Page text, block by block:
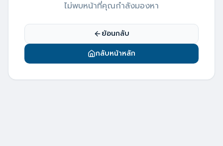
ไม่พบหน้าที่คุณกำลังมองหา
ย้อนกลับ
กลับหน้าหลัก